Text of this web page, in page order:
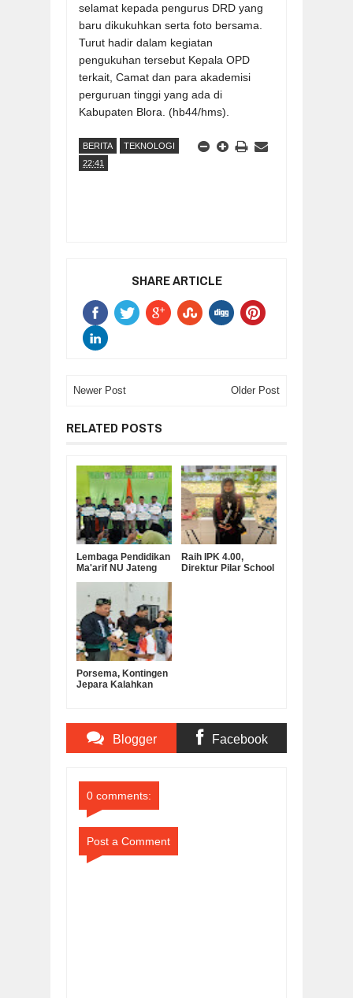
selamat kepada pengurus DRD yang
baru dikukuhkan serta foto bersama.
Turut hadir dalam kegiatan
pengukuhan tersebut Kepala OPD
terkait, Camat dan para akademisi
perguruan tinggi yang ada di
Kabupaten Blora. (hb44/hms).
BERITA
TEKNOLOGI
22:41
SHARE ARTICLE
Newer Post Older Post
RELATED POSTS
Lembaga Pendidikan
Ma'arif NU Jateng
Operasional MKKS
SMK Ma’arif
Raih IPK 4.00,
Direktur Pilar School
Porsema, Kontingen
Jepara Kalahkan
Blogger Facebook
0 comments:
Post a Comment